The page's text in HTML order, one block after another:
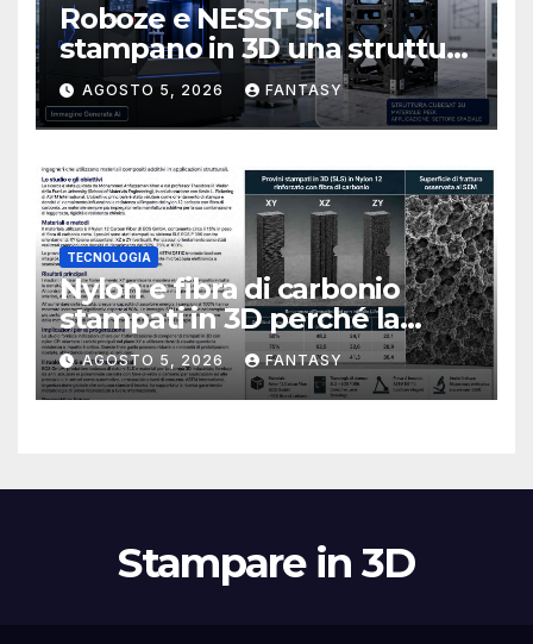
Roboze e NESST Srl
stampano in 3D una struttura
CubeSat 3U in Carbon PEEK
AGOSTO 5, 2026 FANTASY
TECNOLOGIA
Nylon e fibra di carbonio
stampati in 3D perché la
resistenza agli urti dipende
dal processo
AGOSTO 5, 2026 FANTASY
Stampare in 3D